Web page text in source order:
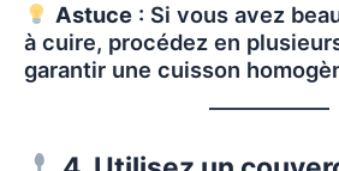
Astuce: Si vous avez
à cuire, procédez en
garantir une cuisson